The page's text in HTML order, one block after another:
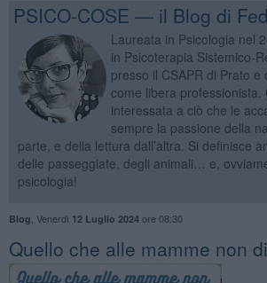
PSICO-COSE — il Blog di
Laureata in Psicologia nel
in Psicoterapia Sistemico-
presso il CSAPR di Prato e
come libera professionista.
interessata a ciò che le
sempre la passione della
parte, e della lettura dall’altra. Si definisce
delle passeggiate, degli animali… e,
psicologia!
Blog Venerdì 12 Luglio 2024ore 08:30
​Quello che alle mamme non